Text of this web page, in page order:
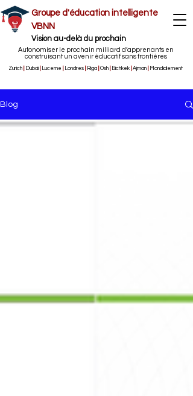
Groupe d'éducation intelligente
VBNN
Vision au-delà du prochain
Autonomiser le prochain milliard d’apprenants en
construisant un avenir éducatif sans frontières
Zurich Dubaï Lucerne Londres Riga Osh Bichkek Ajman Mondialement
Blog